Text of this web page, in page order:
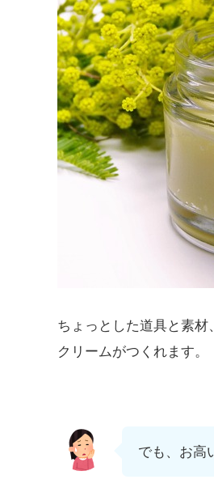
ちょっとした道具と素
クリームがつくれます。
でも、お高